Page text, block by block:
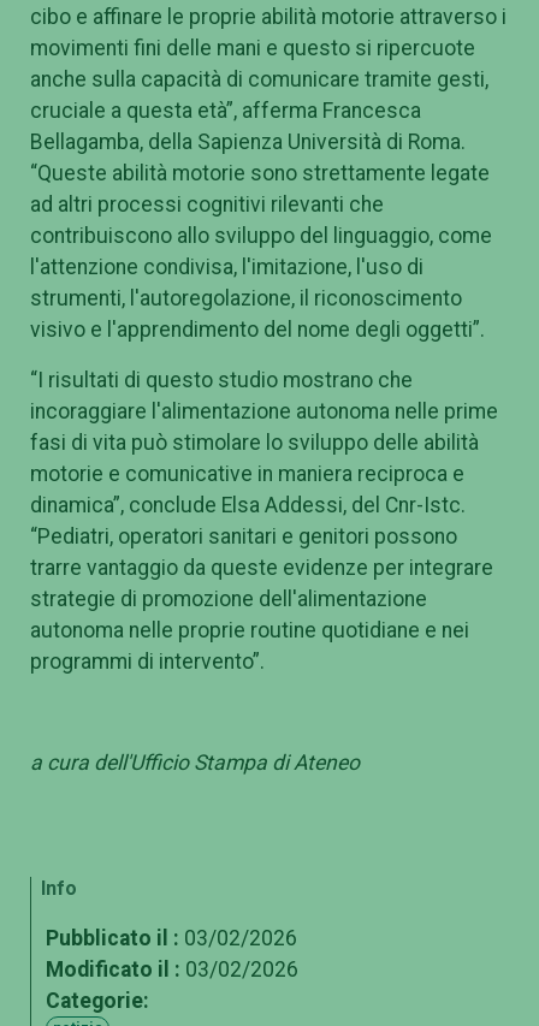
cibo e affinare le proprie abilità motorie attraverso i
movimenti fini delle mani e questo si ripercuote
anche sulla capacità di comunicare tramite gesti,
cruciale a questa età”, afferma Francesca
Bellagamba, della Sapienza Università di Roma.
“Queste abilità motorie sono strettamente legate
ad altri processi cognitivi rilevanti che
contribuiscono allo sviluppo del linguaggio, come
l'attenzione condivisa, l'imitazione, l'uso di
strumenti, l'autoregolazione, il riconoscimento
visivo e l'apprendimento del nome degli oggetti”.
“I risultati di questo studio mostrano che
incoraggiare l'alimentazione autonoma nelle prime
fasi di vita può stimolare lo sviluppo delle abilità
motorie e comunicative in maniera reciproca e
dinamica”, conclude Elsa Addessi, del Cnr-Istc.
“Pediatri, operatori sanitari e genitori possono
trarre vantaggio da queste evidenze per integrare
strategie di promozione dell'alimentazione
autonoma nelle proprie routine quotidiane e nei
programmi di intervento”.
a cura dell'Ufficio Stampa di Ateneo
Info
Pubblicato il : 03/02/2026
Modificato il : 03/02/2026
Categorie: